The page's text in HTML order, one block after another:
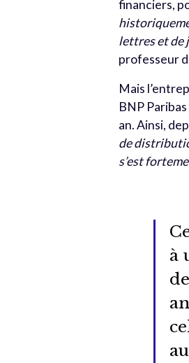
financiers,
lettres et de
professeur
Mais
BNP
an. Ainsi,
de
s’est
à